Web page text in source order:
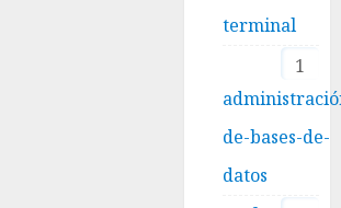
terminal
1
de-bases-de-
datos